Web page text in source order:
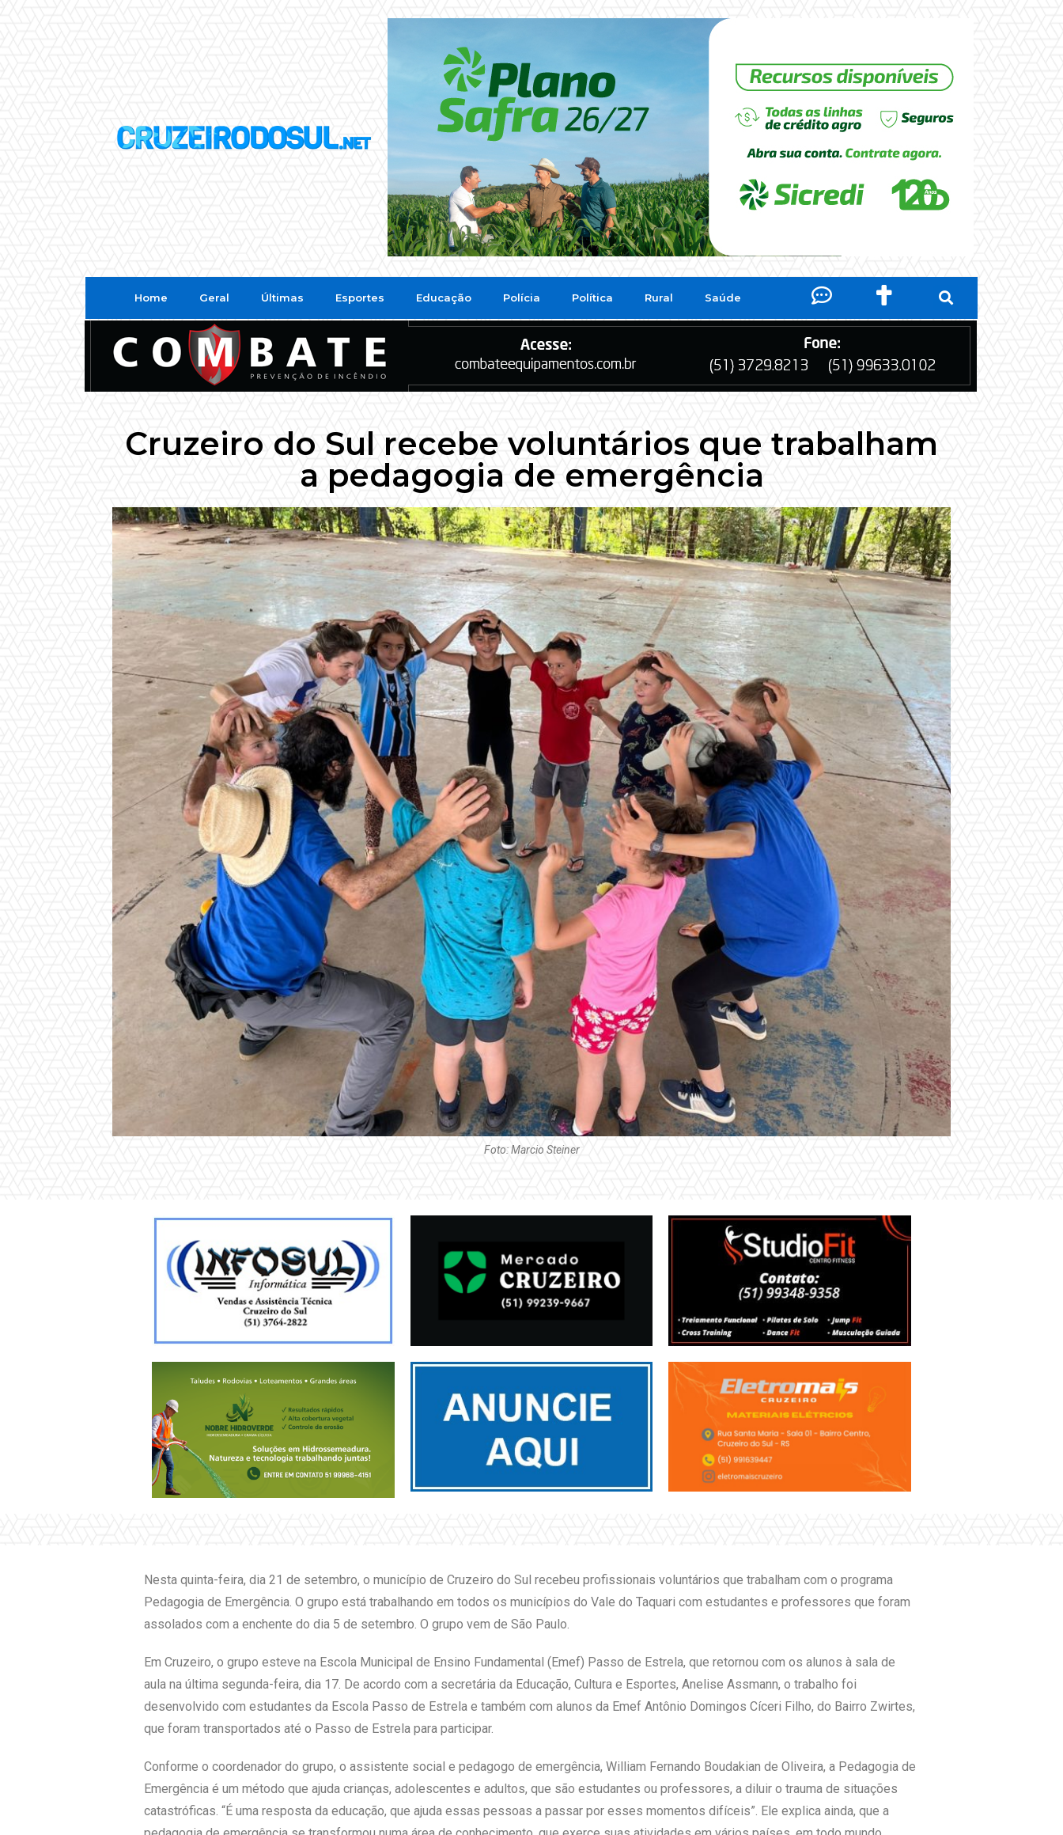
Home Geral Últimas Esportes Educação Polícia Política Rural Saúde
Cruzeiro do Sul recebe voluntários que trabalham
a pedagogia de emergência
Foto: Marcio Steiner
Nesta quinta-feira, dia 21 de setembro, o município de Cruzeiro do Sul recebeu profissionais voluntários que trabalham com o programa
Pedagogia de Emergência. O grupo está trabalhando em todos os municípios do Vale do Taquari com estudantes e professores que foram
assolados com a enchente do dia 5 de setembro. O grupo vem de São Paulo.
Em Cruzeiro, o grupo esteve na Escola Municipal de Ensino Fundamental (Emef) Passo de Estrela, que retornou com os alunos à sala de
aula na última segunda-feira, dia 17. De acordo com a secretária da Educação, Cultura e Esportes, Anelise Assmann, o trabalho foi
desenvolvido com estudantes da Escola Passo de Estrela e também com alunos da Emef Antônio Domingos Cíceri Filho, do Bairro Zwirtes,
que foram transportados até o Passo de Estrela para participar.
Conforme o coordenador do grupo, o assistente social e pedagogo de emergência, William Fernando Boudakian de Oliveira, a Pedagogia de
Emergência é um método que ajuda crianças, adolescentes e adultos, que são estudantes ou professores, a diluir o trauma de situações
catastróficas. “É uma resposta da educação, que ajuda essas pessoas a passar por esses momentos difíceis”. Ele explica ainda, que a